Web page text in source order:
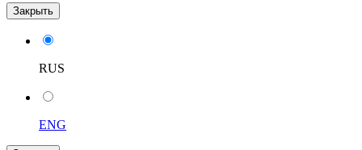
Закрыть
RUS
ENG